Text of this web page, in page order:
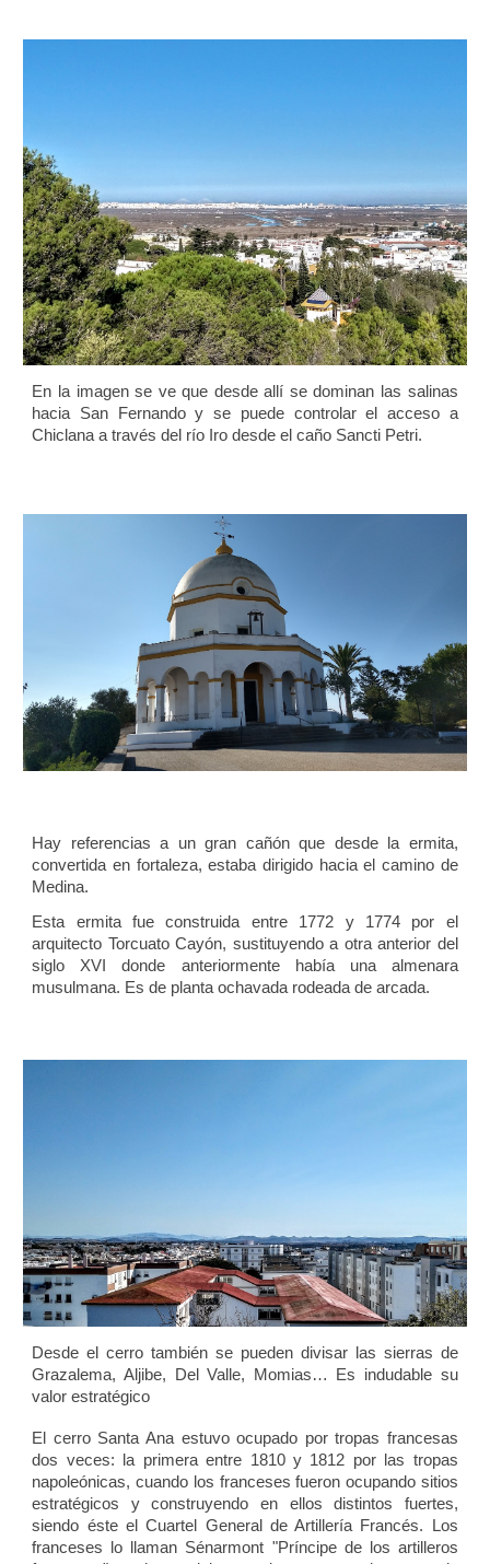
En la imagen se ve que desde allí se dominan las salinas
hacia San Fernando y se puede controlar el acceso a
Chiclana a través del río Iro desde el caño Sancti Petri.
Hay referencias a un gran cañón que desde la ermita,
convertida en fortaleza, estaba dirigido hacia el camino de
Medina.
Esta ermita fue construida entre 1772 y 1774 por el
arquitecto Torcuato Cayón, sustituyendo a otra anterior del
siglo XVI donde anteriormente había una almenara
musulmana. Es de planta ochavada rodeada de arcada.
Desde el cerro también se pueden divisar las sierras de
Grazalema, Aljibe, Del Valle, Momias… Es indudable su
valor estratégico
El cerro Santa Ana estuvo ocupado por tropas francesas
dos veces: la primera entre 1810 y 1812 por las tropas
napoleónicas, cuando los franceses fueron ocupando sitios
estratégicos y construyendo en ellos distintos fuertes,
siendo éste el Cuartel General de Artillería Francés. Los
franceses lo llaman Sénarmont "Príncipe de los artilleros